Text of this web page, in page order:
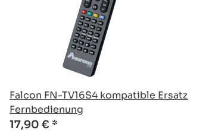
Falcon FN-TV16S4 kompatible Ersatz
Fernbedienung
17,90 € *